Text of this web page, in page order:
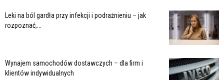
Leki na ból gardła przy infekcji i podrażnieniu – jak
rozpoznać,...
Wynajem samochodów dostawczych – dla firm i
klientów indywidualnych